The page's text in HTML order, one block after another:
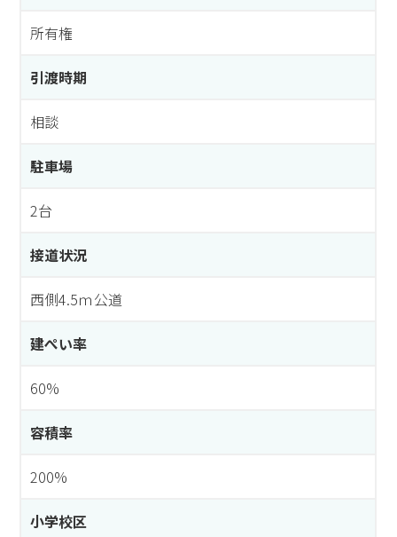
所有権
引渡時期
相談
駐車場
2台
接道状況
西側4.5ｍ公道
建ぺい率
60%
容積率
200%
小学校区